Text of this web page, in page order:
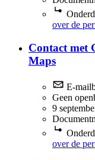
over de
Contact met
Maps
E-
Geen
9
over de